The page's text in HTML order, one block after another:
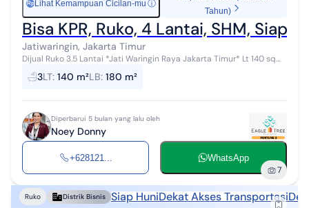
Rp Lihat Kemampuan Cicilan-mu ⓘ
Tahun)
Bisa KPR, Ruko, 4 Lantai, SHM,
Jatiwaringin, Jakarta Timur
Dijual Ruko 3.5 Lantai *Jati Waringin Raya Jakarta Timur* Lt 140 sqm
Lb 180m2 ( 5 x 12 /lantai) Kamar mandi 3 Listrik Lt 1 10.500 Watt Lt 2
4400...
3LT: 140 m²LB: 180 m²
Diperbarui 5 bulan yang lalu oleh
Noey Donny
+628121... WhatsApp
7
Ruko Distrik Bisnis Siap HuniDekat Akses Transportasi